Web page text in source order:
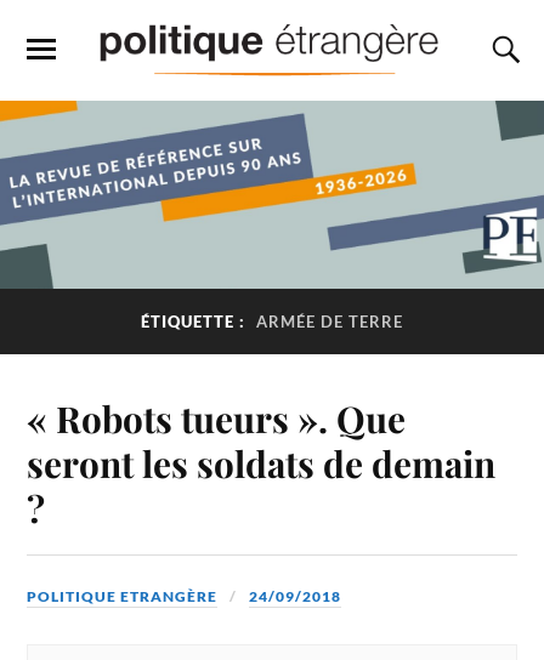
ÉTIQUETTE : ARMÉE DE TERRE
« Robots tueurs ». Que
seront les soldats de demain
?
POLITIQUE ETRANGÈRE 24/09/2018